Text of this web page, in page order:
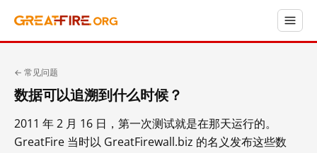
← 常见问题
数据可以追溯到什么时候？
2011 年 2 月 16 日，第一次测试就是在那天运行的。
GreatFire 当时以 GreatFirewall.biz 的名义发布这些数